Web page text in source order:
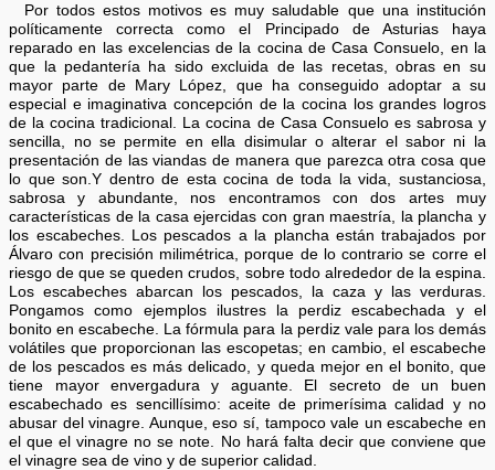
Por todos estos motivos es muy saludable que una institución
políticamente correcta como el Principado de Asturias haya
reparado en las excelencias de la cocina de Casa Consuelo, en la
que la pedantería ha sido excluida de las recetas, obras en su
mayor parte de Mary López, que ha conseguido adoptar a su
especial e imaginativa concepción de la cocina los grandes logros
de la cocina tradicional. La cocina de Casa Consuelo es sabrosa y
sencilla, no se permite en ella disimular o alterar el sabor ni la
presentación de las viandas de manera que parezca otra cosa que
lo que son.Y dentro de esta cocina de toda la vida, sustanciosa,
sabrosa y abundante, nos encontramos con dos artes muy
características de la casa ejercidas con gran maestría, la plancha y
los escabeches. Los pescados a la plancha están trabajados por
Álvaro con precisión milimétrica, porque de lo contrario se corre el
riesgo de que se queden crudos, sobre todo alrededor de la espina.
Los escabeches abarcan los pescados, la caza y las verduras.
Pongamos como ejemplos ilustres la perdiz escabechada y el
bonito en escabeche. La fórmula para la perdiz vale para los demás
volátiles que proporcionan las escopetas; en cambio, el escabeche
de los pescados es más delicado, y queda mejor en el bonito, que
tiene mayor envergadura y aguante. El secreto de un buen
escabechado es sencillísimo: aceite de primerísima calidad y no
abusar del vinagre. Aunque, eso sí, tampoco vale un escabeche en
el que el vinagre no se note. No hará falta decir que conviene que
el vinagre sea de vino y de superior calidad.